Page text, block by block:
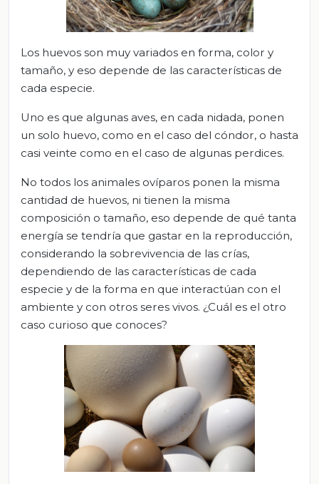
Los huevos son muy variados en forma, color y
tamaño, y eso depende de las características de
cada especie.
Uno es que algunas aves, en cada nidada, ponen
un solo huevo, como en el caso del cóndor, o hasta
casi veinte como en el caso de algunas perdices.
No todos los animales ovíparos ponen la misma
cantidad de huevos, ni tienen la misma
composición o tamaño, eso depende de qué tanta
energía se tendría que gastar en la reproducción,
considerando la sobrevivencia de las crías,
dependiendo de las características de cada
especie y de la forma en que interactúan con el
ambiente y con otros seres vivos. ¿Cuál es el otro
caso curioso que conoces?